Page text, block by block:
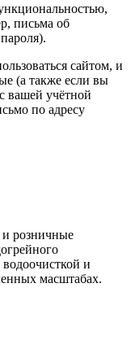
письма об
сайтом, и
(а также если вы
вашей учётной
по адресу
и розничные
водоочисткой и
масштабах.